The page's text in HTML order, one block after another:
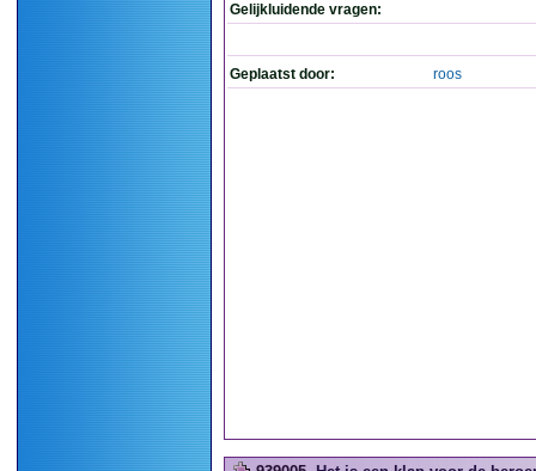
Gelijkluidende vragen:
Geplaatst door: roos